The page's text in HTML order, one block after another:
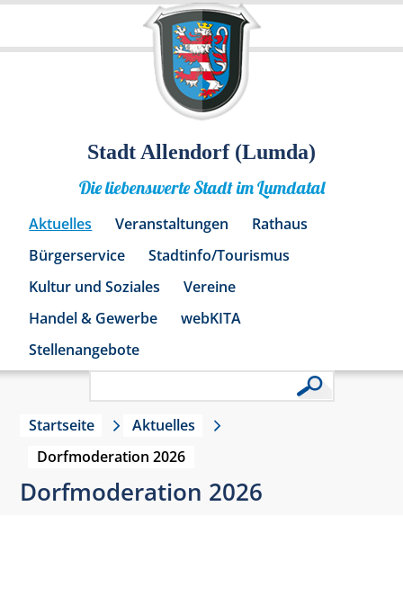
Stadt Allendorf (Lumda)
Die liebenswerte Stadt im Lumdatal
Aktuelles Veranstaltungen
Rathaus
Bürgerservice
Stadtinfo/Tourismus
Kultur und Soziales
Vereine
Handel & Gewerbe
webKITA
Stellenangebote
Startseite
Aktuelles
Dorfmoderation 2026
Dorfmoderation 2026